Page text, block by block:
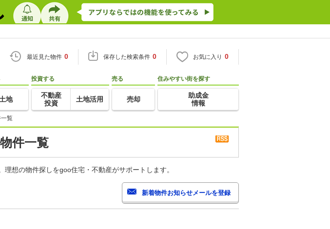
最近見た物件 0 保存した検索条件 0 お気に入り 0
土地
投資する
不動産
投資
土地活用
売る
売却
住みやすい街を探す
助成金
情報
覧
件一覧
想の物件探しをgoo住宅・不動産がサポートします。